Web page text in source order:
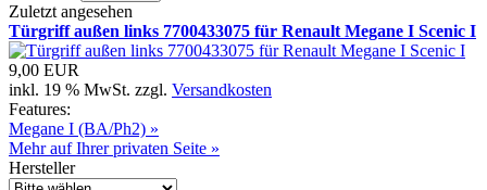
Zuletzt angesehen
Türgriff außen links 7700433075 für Renault Megane I Scenic I
9,00 EUR
inkl. 19 % MwSt. zzgl. Versandkosten
Features:
Megane I (BA/Ph2) »
Mehr auf Ihrer privaten Seite »
Hersteller